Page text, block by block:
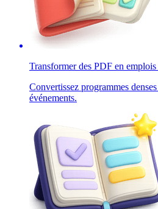
Transformer des PDF en
Convertissez programmes
événements.